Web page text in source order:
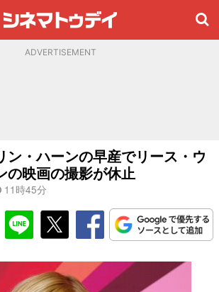
ADVERTISEMENT
ン・ハーンの早産でリース・ウ
の映画の撮影が休止
11時45分